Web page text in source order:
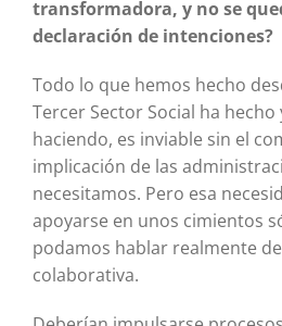
transformadora, y no se
declaración de intenciones?
Todo lo que hemos hecho
Tercer Sector Social ha
haciendo, es inviable sin el
implicación de las
necesitamos. Pero esa
apoyarse en unos cimientos
podamos hablar realmente
colaborativa.